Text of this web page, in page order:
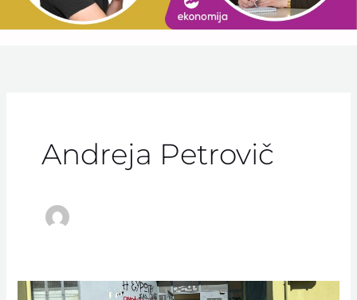
Andreja Petrovič
November